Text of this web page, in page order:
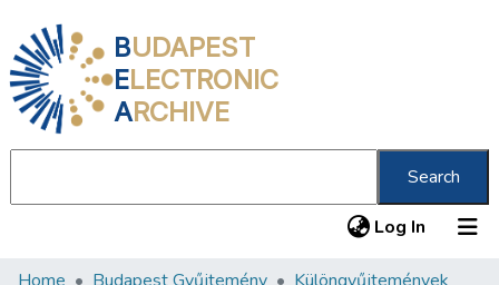
BUDAPEST
ELECTRONIC
ARCHIVE
Search
Log In (current)